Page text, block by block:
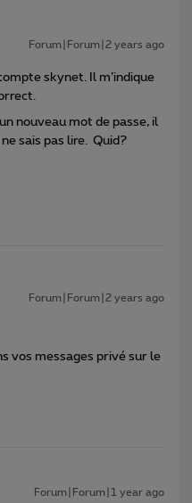
Forum|Forum|2 years ago
skynet. Il m’indique
nouveau mot de passe, il
sais pas lire. Quid?
Forum|Forum|2 years ago
vos messages privé sur le
Forum|Forum|1 year ago